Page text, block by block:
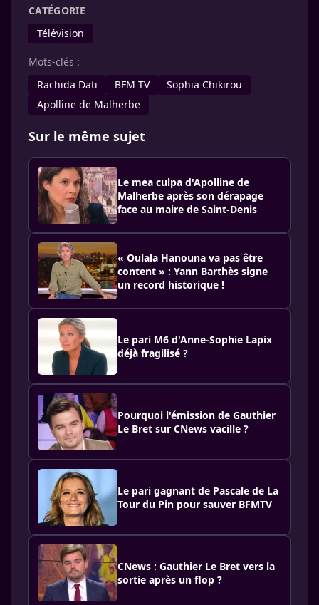
CATÉGORIE
Télévision
Mots-clés :
Rachida Dati
BFM TV
Sophia Chikirou
Apolline de Malherbe
Sur le même sujet
Le mea culpa d'Apolline de
Malherbe après son dérapage
face au maire de Saint-Denis
« Oulala Hanouna va pas être
content » : Yann Barthès signe
un record historique !
Le pari M6 d'Anne-Sophie Lapix
déjà fragilisé ?
Pourquoi l'émission de Gauthier
Le Bret sur CNews vacille ?
Le pari gagnant de Pascale de La
Tour du Pin pour sauver BFMTV
CNews : Gauthier Le Bret vers la
sortie après un flop ?